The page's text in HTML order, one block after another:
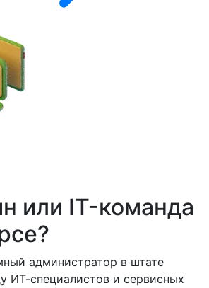
или IT-команда
администратор в штате
ИТ-специалистов и сервисных